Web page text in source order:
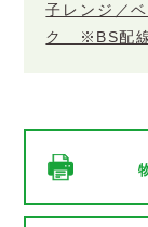
子レンジ／
ク ※BS配線